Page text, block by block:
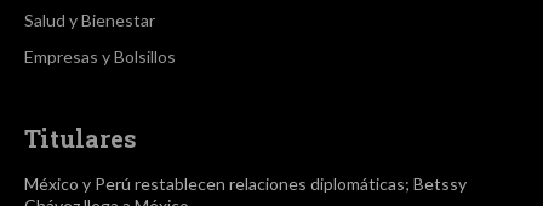
Salud y Bienestar
Empresas y Bolsillos
Titulares
México y Perú restablecen relaciones diplomáticas; Betssy